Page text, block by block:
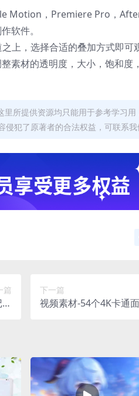
Motion，Premiere Pro，
软件。
上，选择合适的叠加方式即可
素材的透明度，大小，饱和度
所提供资源均只能用于参考学习
犯了原著者的合法权益，可联系我
篇 下一篇
视频素材-54个4K卡通